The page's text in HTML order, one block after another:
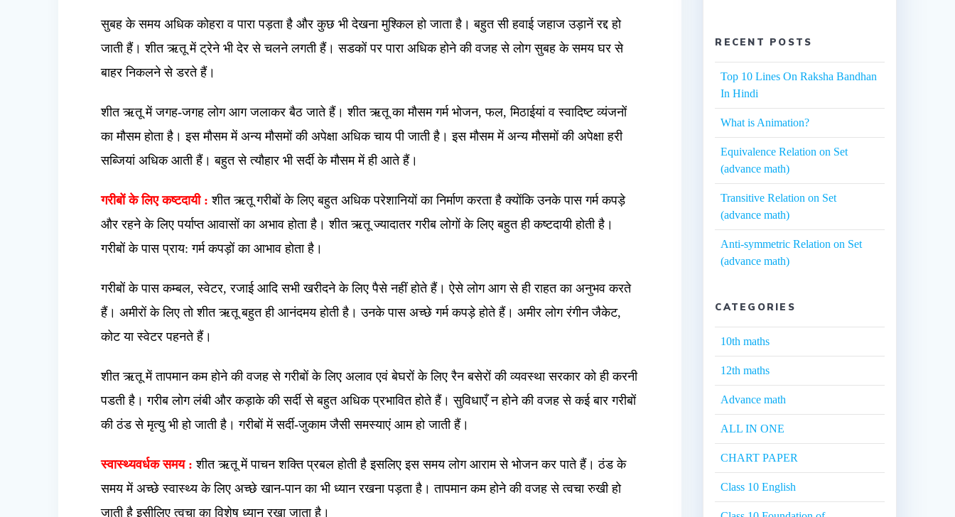
सुबह के समय अधिक कोहरा व पारा पड़ता है और कुछ भी देखना मुश्किल हो जाता है। बहुत सी हवाई जहाज उड़ानें रद्द हो
जाती हैं। शीत ऋतू में ट्रेने भी देर से चलने लगती हैं। सडकों पर पारा अधिक होने की वजह से लोग सुबह के समय घर से
बाहर निकलने से डरते हैं।
शीत ऋतू में जगह-जगह लोग आग जलाकर बैठ जाते हैं। शीत ऋतू का मौसम गर्म भोजन, फल, मिठाईयां व स्वादिष्ट व्यंजनों
का मौसम होता है। इस मौसम में अन्य मौसमों की अपेक्षा अधिक चाय पी जाती है। इस मौसम में अन्य मौसमों की अपेक्षा हरी
सब्जियां अधिक आती हैं। बहुत से त्यौहार भी सर्दी के मौसम में ही आते हैं।
गरीबों के लिए कष्टदायी : शीत ऋतू गरीबों के लिए बहुत अधिक परेशानियों का निर्माण करता है क्योंकि उनके पास गर्म कपड़े
और रहने के लिए पर्याप्त आवासों का अभाव होता है। शीत ऋतू ज्यादातर गरीब लोगों के लिए बहुत ही कष्टदायी होती है।
गरीबों के पास प्राय: गर्म कपड़ों का आभाव होता है।
गरीबों के पास कम्बल, स्वेटर, रजाई आदि सभी खरीदने के लिए पैसे नहीं होते हैं। ऐसे लोग आग से ही राहत का अनुभव करते
हैं। अमीरों के लिए तो शीत ऋतू बहुत ही आनंदमय होती है। उनके पास अच्छे गर्म कपड़े होते हैं। अमीर लोग रंगीन जैकेट,
कोट या स्वेटर पहनते हैं।
शीत ऋतू में तापमान कम होने की वजह से गरीबों के लिए अलाव एवं बेघरों के लिए रैन बसेरों की व्यवस्था सरकार को ही करनी
पडती है। गरीब लोग लंबी और कड़ाके की सर्दी से बहुत अधिक प्रभावित होते हैं। सुविधाएँ न होने की वजह से कई बार गरीबों
की ठंड से मृत्यु भी हो जाती है। गरीबों में सर्दी-जुकाम जैसी समस्याएं आम हो जाती हैं।
स्वास्थ्यवर्धक समय : शीत ऋतू में पाचन शक्ति प्रबल होती है इसलिए इस समय लोग आराम से भोजन कर पाते हैं। ठंड के
समय में अच्छे स्वास्थ्य के लिए अच्छे खान-पान का भी ध्यान रखना पड़ता है। तापमान कम होने की वजह से त्वचा रुखी हो
जाती है इसीलिए त्वचा का विशेष ध्यान रखा जाता है।
RECENT POSTS
Top 10 Lines On Raksha Bandhan
In Hindi
What is Animation?
Equivalence Relation on Set
(advance math)
Transitive Relation on Set
(advance math)
Anti-symmetric Relation on Set
(advance math)
CATEGORIES
10th maths
12th maths
Advance math
ALL IN ONE
CHART PAPER
Class 10 English